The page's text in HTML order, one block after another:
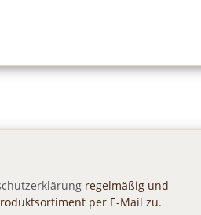
regelmäßig und
per E-Mail zu.